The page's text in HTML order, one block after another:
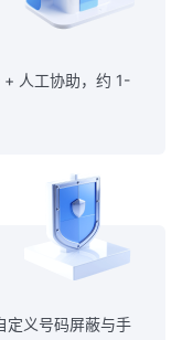
人工协助，约 1-
定义号码屏蔽与手